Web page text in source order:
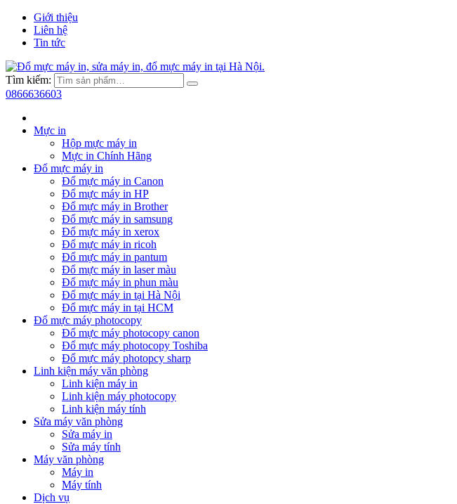
Giới thiệu
Liên hệ
Tin tức
Tìm kiếm:
0866636603
Mực in
Hộp mực máy in
Mực in Chính Hãng
Đổ mực máy in
Đổ mực máy in Canon
Đổ mực máy in HP
Đổ mực máy in Brother
Đổ mực máy in samsung
Đổ mực máy in xerox
Đổ mực máy in ricoh
Đổ mực máy in pantum
Đổ mực máy in laser màu
Đổ mực máy in phun màu
Đổ mực máy in tại Hà Nội
Đổ mực máy in tại HCM
Đổ mực máy photocopy
Đổ mực máy photocopy canon
Đổ mực máy photocopy Toshiba
Đổ mực máy photopcy sharp
Linh kiện máy văn phòng
Linh kiện máy in
Linh kiện máy photocopy
Linh kiện máy tính
Sửa máy văn phòng
Sửa máy in
Sửa máy tính
Máy văn phòng
Máy in
Máy tính
Dịch vụ